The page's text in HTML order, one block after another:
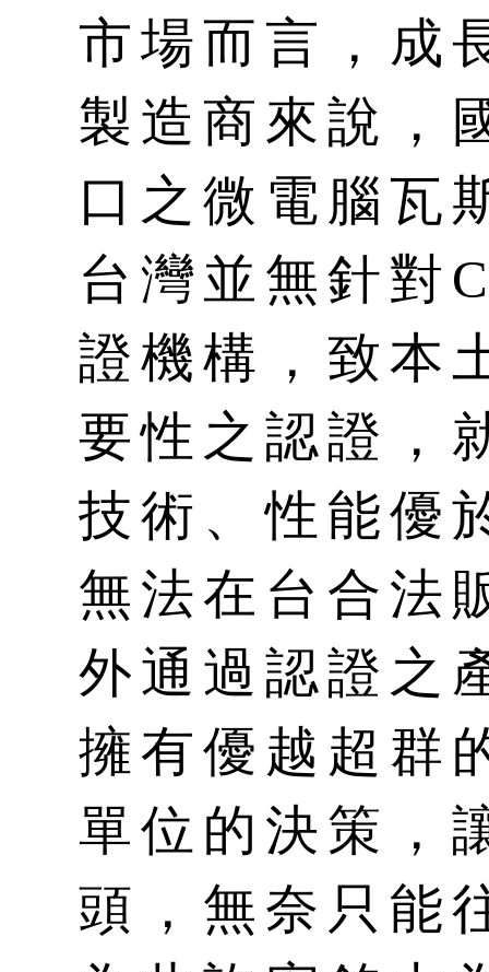
市場而言，成
製造商來說，
口之微電腦瓦
台灣並無針對
證機構，致本
要性之認證，
技術、性能優
無法在台合法
外通過認證之
擁有優越超群
單位的決策，
頭，無奈只能